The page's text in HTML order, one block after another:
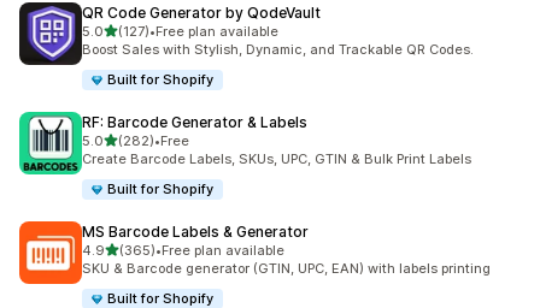
QR Code Generator by QodeVault
5.0별 5개 중
(127)
총 리뷰 127개
•Free plan available
Boost Sales with Stylish, Dynamic, and Trackable QR Codes.
Built for Shopify
RF: Barcode Generator & Labels
5.0별 5개 중
(282)
총 리뷰 282개
•Free
Create Barcode Labels, SKUs, UPC, GTIN & Bulk Print Labels
Built for Shopify
MS Barcode Labels & Generator
4.9별 5개 중
(365)
총 리뷰 365개
•Free plan available
SKU & Barcode generator (GTIN, UPC, EAN) with labels printing
Built for Shopify